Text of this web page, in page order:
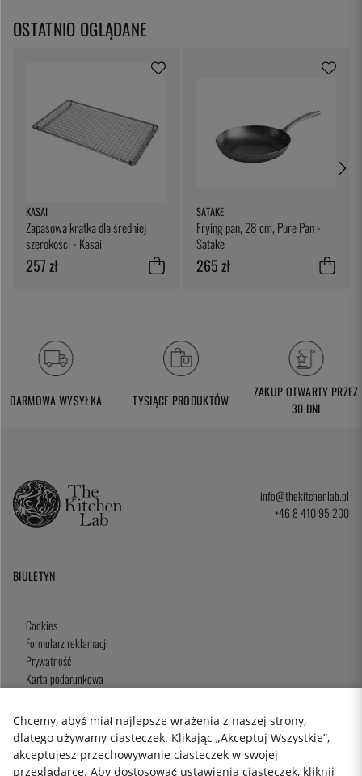
OSTATNIO OGLĄDANE
KASAI
Zapasowa kratka dla średniej
szerokości - Kasai
257 zł
SATAKE
Frying pan, 28 cm, Pure Pan -
Satake
265 zł
DARMOWA WYSYŁKA TYSIĄCE PRODUKTÓW
ZAKUP OTWARTY PRZEZ
30 DNI
info@thekitchenlab.pl
+46 8 410 95 200
BIULETYN
Cookies
Formularz reklamacji
Prywatność
Karta podarunkowa
2026 KitchenLab AB
Chcemy, abyś miał najlepsze wrażenia z naszej strony,
dlatego używamy ciasteczek. Klikając „Akceptuj Wszystkie”,
akceptujesz przechowywanie ciasteczek w swojej
przeglądarce. Aby dostosować ustawienia ciasteczek, kliknij